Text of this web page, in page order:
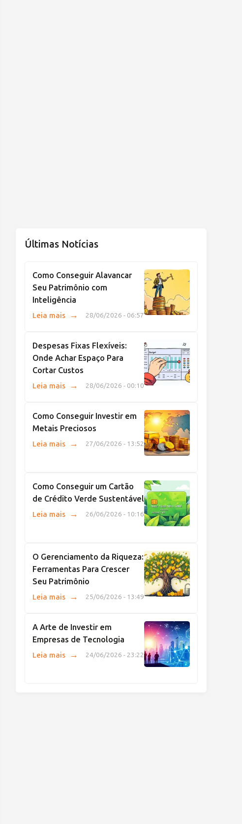
Últimas Notícias
Como Conseguir Alavancar
Seu Patrimônio com
Inteligência
28/06/2026 - 06:57
Leia mais →
Despesas Fixas Flexíveis:
Onde Achar Espaço Para
Cortar Custos
28/06/2026 - 00:10
Leia mais →
Como Conseguir Investir em
Metais Preciosos
27/06/2026 - 13:52
Leia mais →
Como Conseguir um Cartão
de Crédito Verde Sustentável
26/06/2026 - 10:16
Leia mais →
O Gerenciamento da Riqueza:
Ferramentas Para Crescer
Seu Patrimônio
25/06/2026 - 13:49
Leia mais →
A Arte de Investir em
Empresas de Tecnologia
24/06/2026 - 23:22
Leia mais →